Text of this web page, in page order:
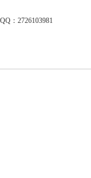
QQ：2726103981